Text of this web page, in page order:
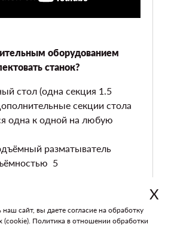
оборудованием
станок?
стол (одна секция 1.5
секции стола
одна к одной на любую
разматыватель
5
На главную
Х
сайт, вы даете согласие на обработку
(cookie). Политика в отношении обработки